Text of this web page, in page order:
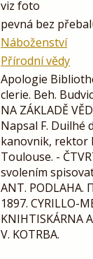
viz foto
pevná bez
Náboženství
Přírodní vědy
Apologie
clerie. Beh.
NA ZÁKLADĚ
Napsal F. Duilhé
kanovnik, rektor
Toulouse. -
svolením
ANT. PODLAHA.
1897. CYRILLO-
KNIHTISKÁRNA
V. KOTRBA.